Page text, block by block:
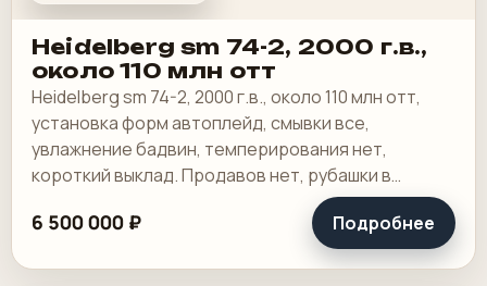
Heidelberg sm 74-2, 2000 г.в.,
около 110 млн отт
Heidelberg sm 74-2, 2000 г.в., около 110 млн отт,
установка форм автоплейд, смывки все,
увлажнение бадвин, темперирования нет,
короткий выклад. Продавов нет, рубашки в
хорошем состоянии, таскалки и цепи в хорошем.
6 500 000 ₽ Подробнее